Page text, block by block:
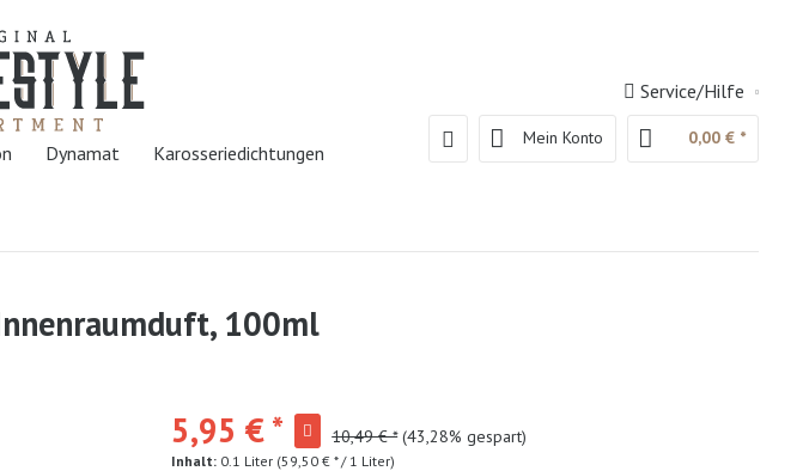
Service/Hilfe
Mein Konto 0,00 € *
Dynamat Karosseriedichtungen
100ml
5,95 € * 10,49 € * (43,28% gespart)
Inhalt: 0.1 Liter (59,50 € * / 1 Liter)